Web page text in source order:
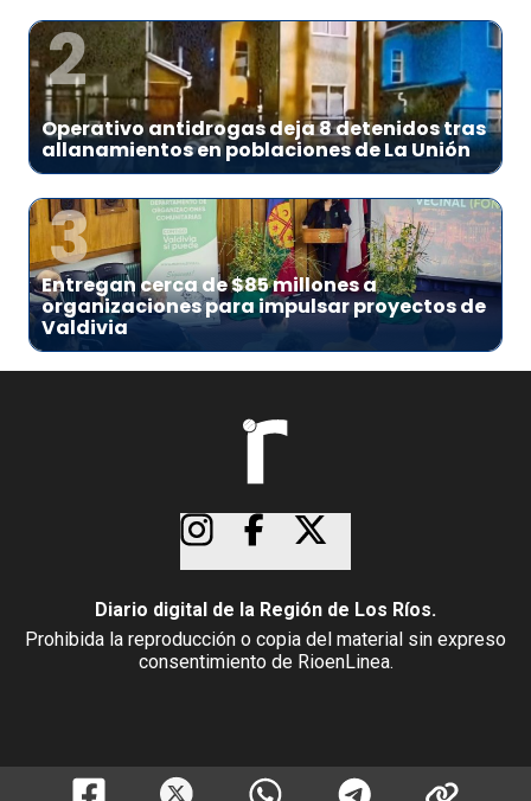
2
Operativo antidrogas deja 8 detenidos tras
allanamientos en poblaciones de La Unión
3
Entregan cerca de $85 millones a
organizaciones para impulsar proyectos de
Valdivia
Diario digital de la Región de Los Ríos.
Prohibida la reproducción o copia del material sin expreso
consentimiento de RioenLinea.